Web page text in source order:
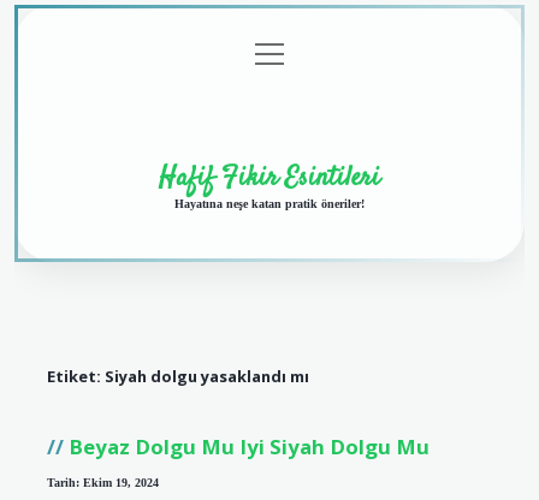
menüyü
aç
Hafif Fikir Esintileri
Hayatına neşe katan pratik öneriler!
Etiket: Siyah dolgu yasaklandı mı
Beyaz Dolgu Mu Iyi Siyah Dolgu Mu
Tarih: Ekim 19, 2024